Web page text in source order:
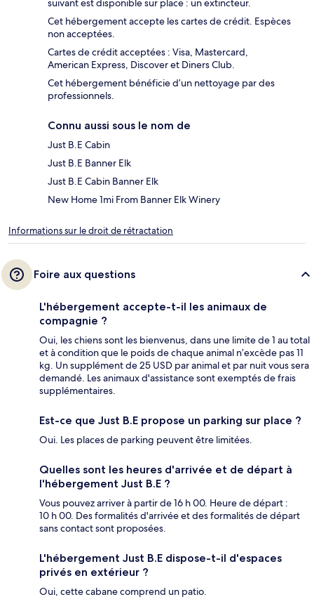
suivant est disponible sur place : un extincteur.
Cet hébergement accepte les cartes de crédit. Espèces
non acceptées.
Cartes de crédit acceptées : Visa, Mastercard,
American Express, Discover et Diners Club.
Cet hébergement bénéficie d’un nettoyage par des
professionnels.
Connu aussi sous le nom de
Just B.E Cabin
Just B.E Banner Elk
Just B.E Cabin Banner Elk
New Home 1mi From Banner Elk Winery
Informations sur le droit de rétractation
Foire aux questions
L'hébergement accepte-t-il les animaux de
compagnie ?
Oui, les chiens sont les bienvenus, dans une limite de 1 au total
et à condition que le poids de chaque animal n’excède pas 11
kg. Un supplément de 25 USD par animal et par nuit vous sera
demandé. Les animaux d'assistance sont exemptés de frais
supplémentaires.
Est-ce que Just B.E propose un parking sur place ?
Oui. Les places de parking peuvent être limitées.
Quelles sont les heures d'arrivée et de départ à
l'hébergement Just B.E ?
Vous pouvez arriver à partir de 16 h 00. Heure de départ :
10 h 00. Des formalités d'arrivée et des formalités de départ
sans contact sont proposées.
L'hébergement Just B.E dispose-t-il d'espaces
privés en extérieur ?
Oui, cette cabane comprend un patio.